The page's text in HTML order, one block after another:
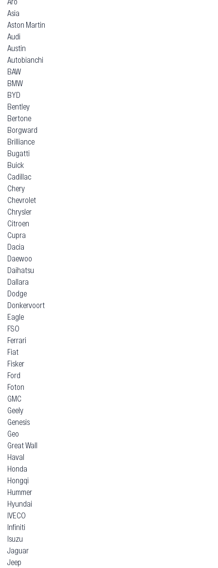
Подбор по марке автомобиля
AC
Acura
Aiways
Alfa Romeo
Alpina
Aro
Asia
Aston Martin
Audi
Austin
Autobianchi
BAW
BMW
BYD
Bentley
Bertone
Borgward
Brilliance
Bugatti
Buick
Cadillac
Chery
Chevrolet
Chrysler
Citroen
Cupra
Dacia
Daewoo
Daihatsu
Dallara
Dodge
Donkervoort
Eagle
FSO
Ferrari
Fiat
Fisker
Ford
Foton
GMC
Geely
Genesis
Geo
Great Wall
Haval
Honda